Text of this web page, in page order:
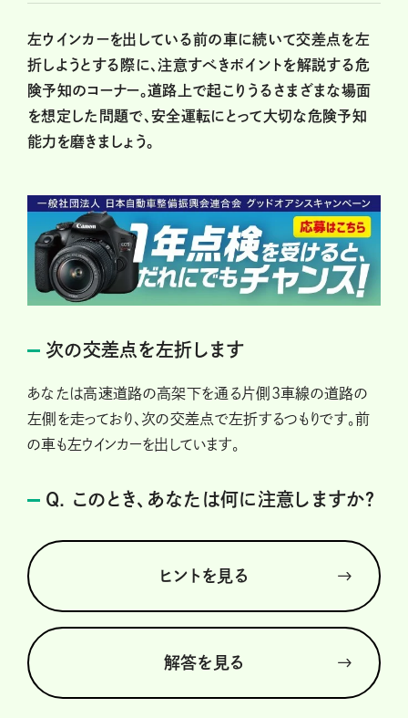
左ウインカーを出している前の車に続いて交差点を左
折しようとする際に、注意すべきポイントを解説する危
険予知のコーナー。道路上で起こりうるさまざまな場面
を想定した問題で、安全運転にとって大切な危険予知
能力を磨きましょう。
次の交差点を左折します
あなたは高速道路の高架下を通る片側3車線の道路の
左側を走っており、次の交差点で左折するつもりです。前
の車も左ウインカーを出しています。
Q. このとき、あなたは何に注意しますか？
ヒントを見る
解答を見る